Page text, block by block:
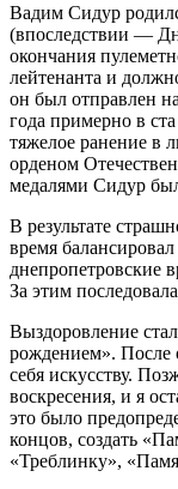
Вадим Сидур
(впоследствии —
окончания
лейтенанта и
он был отправлен
года примерно в
тяжелое ранение в
орденом
медалями Сидур
В результате
время
днепропетровские
За этим
Выздоровление
рождением». После
себя искусству.
воскресения, и я
это было
концов, создать
«Треблинку»,